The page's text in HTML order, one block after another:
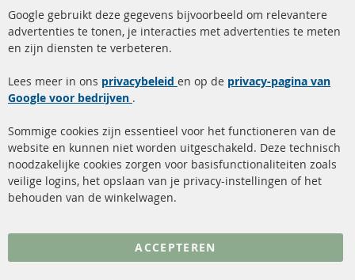
facebook
instagram
Snelle links
Roetfilter reiniging
Katalysator (KAT)
sensoren
FAQ
Kundenservice
Verzendingskosten
Contact
Annuleer contract
Gegevensbescherming
Google gebruikt deze gegevens bijvoorbeeld om relevantere
advertenties te tonen, je interacties met advertenties te meten
en zijn diensten te verbeteren.
Lees meer in ons privacybeleid en op de privacy-pagina van
Google voor bedrijven .
Sommige cookies zijn essentieel voor het functioneren van de
website en kunnen niet worden uitgeschakeld. Deze technisch
noodzakelijke cookies zorgen voor basisfunctionaliteiten zoals
veilige logins, het opslaan van je privacy-instellingen of het
behouden van de winkelwagen.
ACCEPTEREN